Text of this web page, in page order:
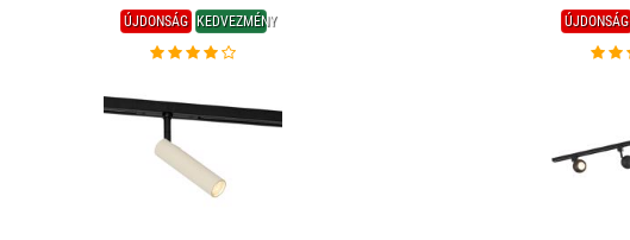
ÚJDONSÁG KEDVEZMÉNY ÚJDONSÁG